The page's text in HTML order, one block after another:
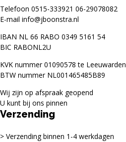
Telefoon 0515-333921 06-29078082
E-mail info@jboonstra.nl
IBAN NL 66 RABO 0349 5161 54
BIC RABONL2U
KVK nummer 01090578 te Leeuwarden
BTW nummer NL001465485B89
Wij zijn op afspraak geopend
U kunt bij ons pinnen
Verzending
Verzending binnen 1-4 werkdagen